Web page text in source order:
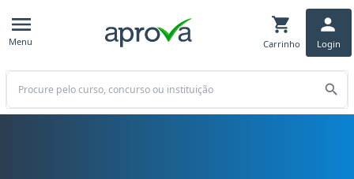
Menu Carrinho Login
Buscar